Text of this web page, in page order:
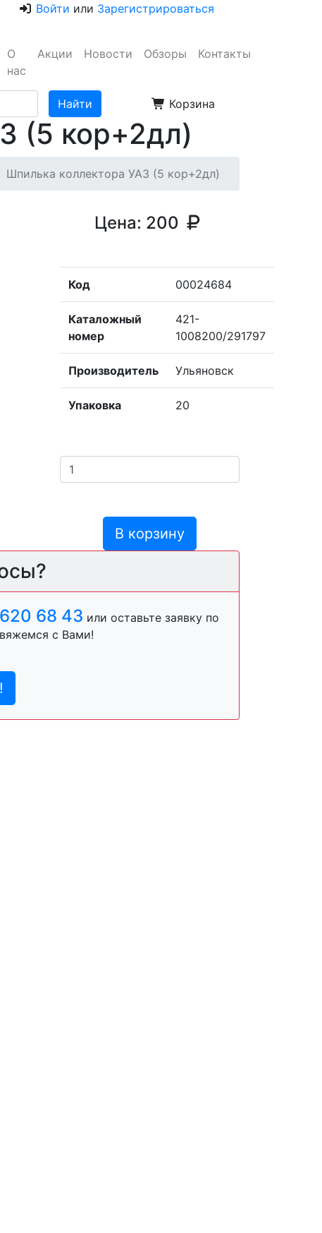
Войти или Зарегистрироваться
О
нас
Акции Новости Обзоры Контакты
Корзина
(5 кор+2дл)
Шпилька коллектора УАЗ (5 кор+2дл)
Цена: 200
Код 00024684
Каталожный
номер
421-
1008200/291797
Производитель Ульяновск
Упаковка 20
В корзину
68 43 или оставьте заявку по
с Вами!